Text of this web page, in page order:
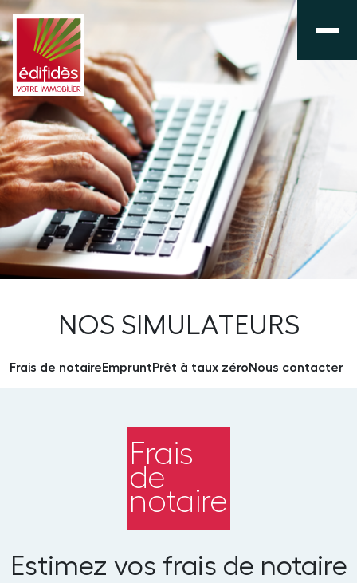
NOS SIMULATEURS
Frais de notaireEmpruntPrêt à taux zéroNous contacter
Frais
de
notaire
Estimez vos frais de notaire